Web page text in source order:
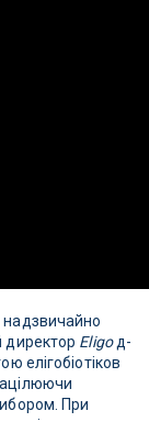
надзвичайно
директор Eligoд-
елігобіотіков
При